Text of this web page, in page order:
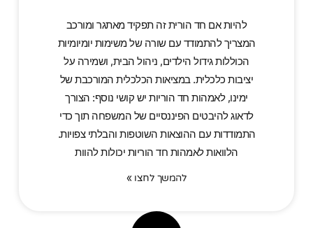
להיות אם חד הורית זה תפקיד מאתגר ומורכב
המצריך להתמודד עם שורה של משימות יומיומיות
הכוללות גידול הילדים, ניהול הבית, ושמירה על
יציבות כלכלית. במציאות הכלכלית המורכבת של
ימינו, לאמהות חד הוריות יש קושי נוסף: הצורך
לדאוג להיבטים הפיננסיים של המשפחה תוך כדי
התמודדות עם ההוצאות השוטפות והבלתי צפויות.
הלוואות לאמהות חד הוריות יכולות להוות
להמשך לחצו »